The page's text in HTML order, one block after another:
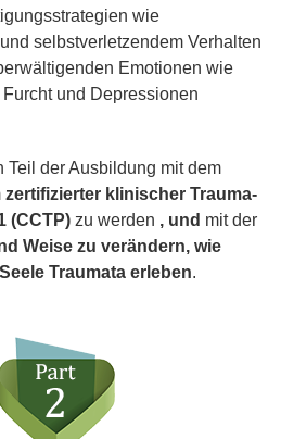
wie
selbstverletzendem Verhalten
Emotionen wie
und Depressionen
Teil der Ausbildung mit dem
zertifizierter klinischer Trauma-
(CCTP) zu werden , und mit der
Weise zu verändern, wie
Traumata erleben.